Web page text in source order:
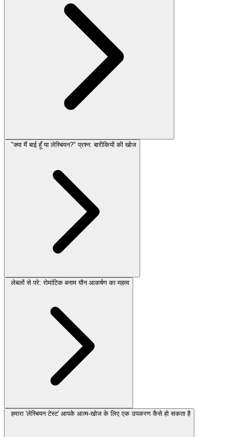
"क्या मैं बाई हूँ या लेस्बियन?" प्रश्न: बारीकियों की खोज
लेबलों से परे: रोमांटिक बनाम यौन आकर्षण का महत्व
हमारा 'लेस्बियन टेस्ट' आपके आत्म-खोज के लिए एक उपकरण कैसे हो सकता है